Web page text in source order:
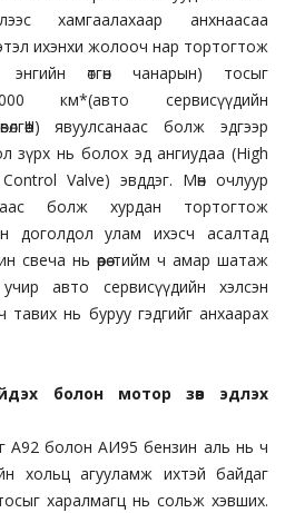
хамгаалахаар анхнаасаа
ихэнхи жолооч нар тортогтож
өтгөн чанарын) тосыг
км*(авто сервисүүдийн
явуулсанаас болж эдгээр
зүрх нь болох эд ангиудаа (High
Valve) эвддэг. Мөн очлуур
болж хурдан тортогтож
доголдол улам ихэсч асалтад
свеча нь өөрөө тийм ч амар шатаж
авто сервисүүдийн хэлсэн
тавих нь буруу гэдгийг анхаарах
болон мотор зөв эдлэх
А92 болон АИ95 бензин аль нь ч
хольц агууламж ихтэй байдаг
тосыг харалмагц нь сольж хэвших.